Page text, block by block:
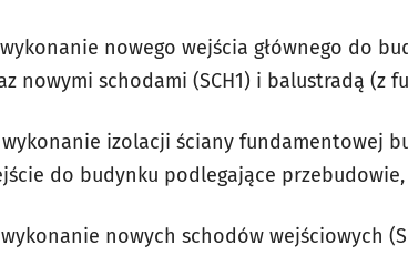
nowego wejścia głównego do
nowymi schodami (SCH1) i balustradą (z
izolacji ściany fundamentowej
do budynku podlegające przebudowie,
nowych schodów wejściowych